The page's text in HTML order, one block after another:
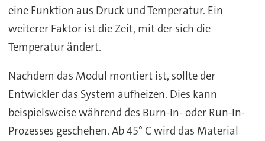
eine Funktion aus Druck und Temperatur. Ein
weiterer Faktor ist die Zeit, mit der sich die
Temperatur ändert.
Nachdem das Modul montiert ist, sollte der
Entwickler das System aufheizen. Dies kann
beispielsweise während des Burn-In- oder Run-In-
Prozesses geschehen. Ab 45° C wird das Material